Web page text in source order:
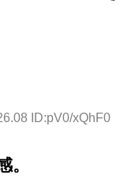
ID:pV0/xQhF0
。